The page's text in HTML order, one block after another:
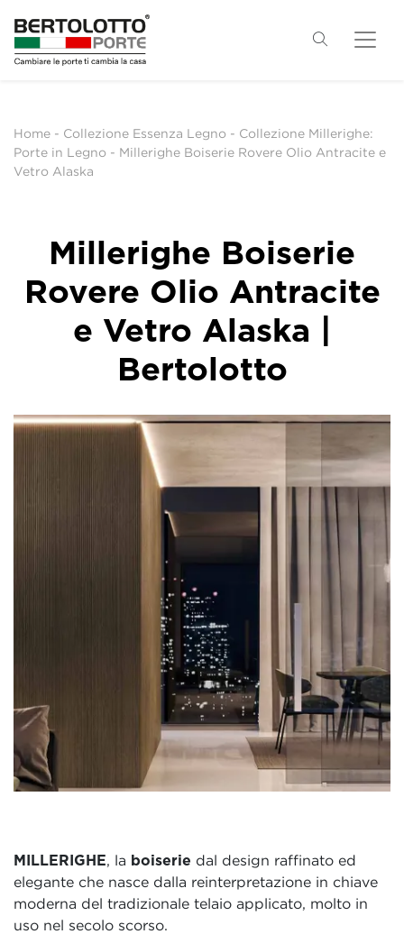
Home - Collezione Essenza Legno - Collezione Millerighe:
Porte in Legno - Millerighe Boiserie Rovere Olio Antracite e
Vetro Alaska
Millerighe Boiserie
Rovere Olio Antracite
e Vetro Alaska |
Bertolotto
MILLERIGHE, la boiserie dal design raffinato ed
elegante che nasce dalla reinterpretazione in chiave
moderna del tradizionale telaio applicato, molto in
uso nel secolo scorso.